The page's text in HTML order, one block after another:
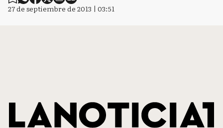
27 de septiembre de 2013 | 03:51